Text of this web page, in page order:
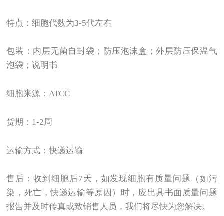
特点：细胞代数为3-5代左右
包装：内层无菌自封袋；防压泡沫盒；外层防压保温气
泡袋；说明书
细胞来源：ATCC
货期：1-2周
运输方式：快递运输
售后：收到细胞后7天，如发现细胞有质量问题（如污
染，死亡，快递运输等原因）时，应出具书面质量问题
报告并及时传真或致销售人员，我们将尽快为您解决。